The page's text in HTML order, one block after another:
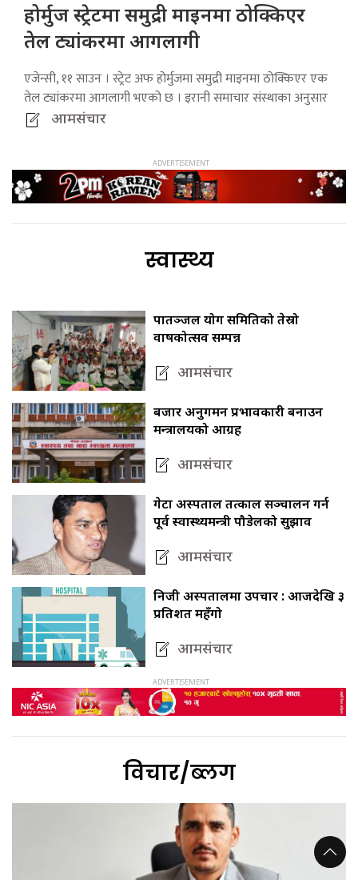
होर्मुज स्ट्रेटमा समुद्री माइनमा ठोक्किएर
तेल ट्यांकरमा आगलागी
एजेन्सी, ११ साउन । स्ट्रेट अफ होर्मुजमा समुद्री माइनमा ठोक्किएर एक
तेल ट्यांकरमा आगलागी भएको छ । इरानी समाचार संस्थाका अनुसार
आमसंचार
स्वास्थ्य
पातञ्जल योग समितिको तेस्रो
वार्षिकोत्सव सम्पन्न
आमसंचार
बजार अनुगमन प्रभावकारी बनाउन
मन्त्रालयको आग्रह
आमसंचार
गेटा अस्पताल तत्काल सञ्चालन गर्न
पूर्व स्वास्थ्यमन्त्री पौडेलको सुझाव
आमसंचार
निजी अस्पतालमा उपचार : आजदेखि ३
प्रतिशत महँगो
आमसंचार
विचार/ब्लग